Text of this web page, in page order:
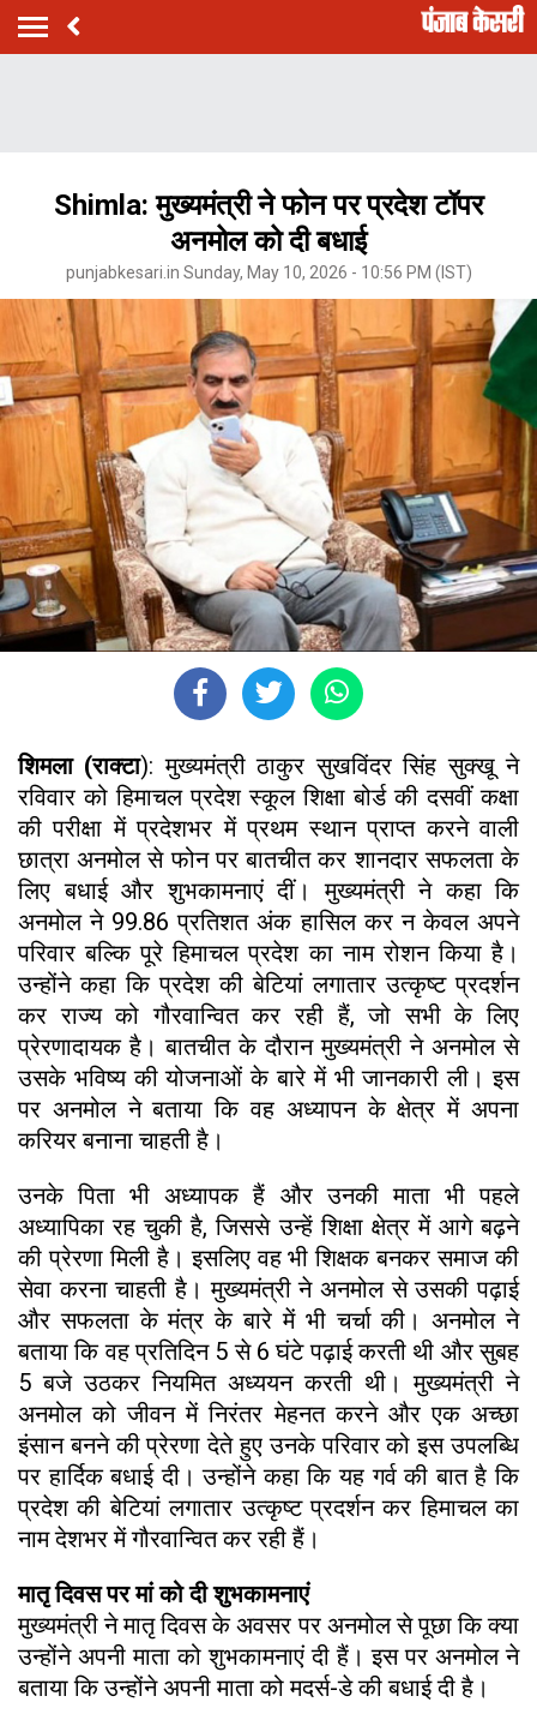
Shimla: मुख्यमंत्री ने फोन पर प्रदेश टॉपर
अनमोल को दी बधाई
punjabkesari.in Sunday, May 10, 2026 - 10:56 PM (IST)
शिमला (राक्टा): मुख्यमंत्री ठाकुर सुखविंदर सिंह सुक्खू ने
रविवार को हिमाचल प्रदेश स्कूल शिक्षा बोर्ड की दसवीं कक्षा
की परीक्षा में प्रदेशभर में प्रथम स्थान प्राप्त करने वाली
छात्रा अनमोल से फोन पर बातचीत कर शानदार सफलता के
लिए बधाई और शुभकामनाएं दीं। मुख्यमंत्री ने कहा कि
अनमोल ने 99.86 प्रतिशत अंक हासिल कर न केवल अपने
परिवार बल्कि पूरे हिमाचल प्रदेश का नाम रोशन किया है।
उन्होंने कहा कि प्रदेश की बेटियां लगातार उत्कृष्ट प्रदर्शन
कर राज्य को गौरवान्वित कर रही हैं, जो सभी के लिए
प्रेरणादायक है। बातचीत के दौरान मुख्यमंत्री ने अनमोल से
उसके भविष्य की योजनाओं के बारे में भी जानकारी ली। इस
पर अनमोल ने बताया कि वह अध्यापन के क्षेत्र में अपना
करियर बनाना चाहती है।
उनके पिता भी अध्यापक हैं और उनकी माता भी पहले
अध्यापिका रह चुकी है, जिससे उन्हें शिक्षा क्षेत्र में आगे बढ़ने
की प्रेरणा मिली है। इसलिए वह भी शिक्षक बनकर समाज की
सेवा करना चाहती है। मुख्यमंत्री ने अनमोल से उसकी पढ़ाई
और सफलता के मंत्र के बारे में भी चर्चा की। अनमोल ने
बताया कि वह प्रतिदिन 5 से 6 घंटे पढ़ाई करती थी और सुबह
5 बजे उठकर नियमित अध्ययन करती थी। मुख्यमंत्री ने
अनमोल को जीवन में निरंतर मेहनत करने और एक अच्छा
इंसान बनने की प्रेरणा देते हुए उनके परिवार को इस उपलब्धि
पर हार्दिक बधाई दी। उन्होंने कहा कि यह गर्व की बात है कि
प्रदेश की बेटियां लगातार उत्कृष्ट प्रदर्शन कर हिमाचल का
नाम देशभर में गौरवान्वित कर रही हैं।
मातृ दिवस पर मां को दी शुभकामनाएं
मुख्यमंत्री ने मातृ दिवस के अवसर पर अनमोल से पूछा कि क्या
उन्होंने अपनी माता को शुभकामनाएं दी हैं। इस पर अनमोल ने
बताया कि उन्होंने अपनी माता को मदर्स-डे की बधाई दी है।